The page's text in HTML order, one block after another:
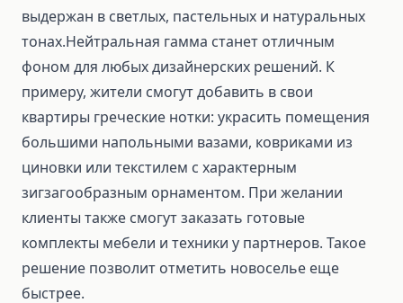
выдержан в светлых, пастельных и натуральных
тонах.Нейтральная гамма станет отличным
фоном для любых дизайнерских решений. К
примеру, жители смогут добавить в свои
квартиры греческие нотки: украсить помещения
большими напольными вазами, ковриками из
циновки или текстилем с характерным
зигзагообразным орнаментом. При желании
клиенты также смогут заказать готовые
комплекты мебели и техники у партнеров. Такое
решение позволит отметить новоселье еще
быстрее.